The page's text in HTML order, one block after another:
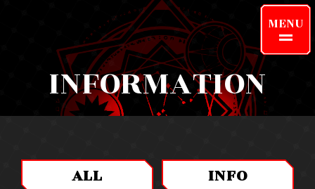
MENU
INFORMATION ONAIR
INFORMATION
ALL
INFO